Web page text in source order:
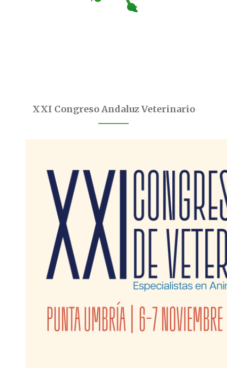
XXI Congreso Andaluz Veterinario